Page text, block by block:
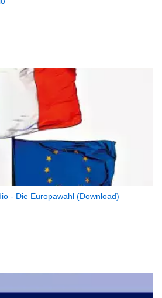
- Die Europawahl (Download)